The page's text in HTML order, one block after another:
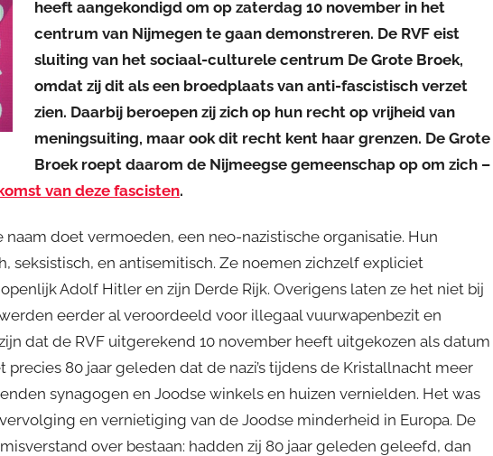
heeft aangekondigd om op zaterdag 10 november in het
centrum van Nijmegen te gaan demonstreren. De RVF eist
sluiting van het sociaal-culturele centrum De Grote Broek,
omdat zij dit als een broedplaats van anti-fascistisch verzet
zien. Daarbij beroepen zij zich op hun recht op vrijheid van
meningsuiting, maar ook dit recht kent haar grenzen. De Grote
Broek roept daarom de Nijmeegse gemeenschap op om zich –
van deze fascisten.
naam doet vermoeden, een neo-nazistische organisatie. Hun
seksistisch, en antisemitisch. Ze noemen zichzelf expliciet
Adolf Hitler en zijn Derde Rijk. Overigens laten ze het niet bij
eerder al veroordeeld voor illegaal vuurwapenbezit en
dat de RVF uitgerekend 10 november heeft uitgekozen als datum
80 jaar geleden dat de nazi’s tijdens de Kristallnacht meer
synagogen en Joodse winkels en huizen vernielden. Het was
en vernietiging van de Joodse minderheid in Europa. De
over bestaan: hadden zij 80 jaar geleden geleefd, dan